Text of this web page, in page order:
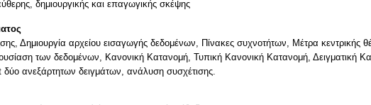
δημιουργικής και επαγωγικής σκέψης
Δημιουργία αρχείου εισαγωγής δεδομένων, Πίνακες συχνοτήτων, Μέτρα
των δεδομένων, Κανονική Κατανομή, Τυπική Κανονική Κατανομή,
δύο ανεξάρτητων δειγμάτων, ανάλυση συσχέτισης.